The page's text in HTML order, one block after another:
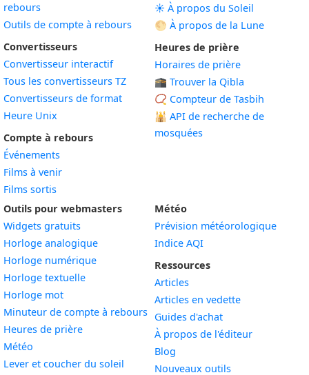
rebours
Outils de compte à rebours
Convertisseurs
Convertisseur interactif
Tous les convertisseurs TZ
Convertisseurs de format
Heure Unix
Compte à rebours
Événements
Films à venir
Films sortis
☀️ À propos du Soleil
🌕 À propos de la Lune
Heures de prière
Horaires de prière
🕋 Trouver la Qibla
📿 Compteur de Tasbih
🕌 API de recherche de
mosquées
Outils pour webmasters
Widgets gratuits
Horloge analogiqueWidget
Horloge numériqueWidget
Horloge textuelleWidget
Horloge motWidget
Minuteur de compte à rebours Widget
Heures de prièreWidget
Météo
Lever et coucher du soleil
Météo
Prévision météorologique
Indice AQI
Ressources
Articles
Articles en vedette
Guides d'achat
À propos de l'éditeur
Blog
Nouveaux outils